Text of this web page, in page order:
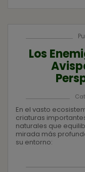
Los
En el vasto
criaturas
naturales que
mirada más
su entorno: